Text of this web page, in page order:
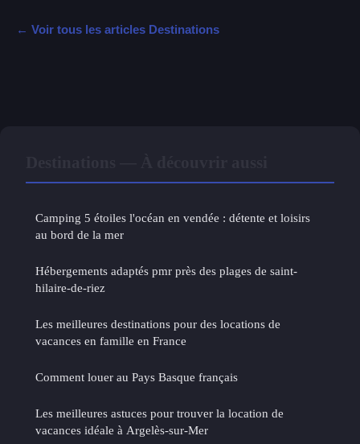
← Voir tous les articles Destinations
Camping 5 étoiles l'océan en vendée : détente et loisirs
au bord de la mer
Hébergements adaptés pmr près des plages de saint-
hilaire-de-riez
Les meilleures destinations pour des locations de
vacances en famille en France
Comment louer au Pays Basque français
Les meilleures astuces pour trouver la location de
vacances idéale à Argelès-sur-Mer